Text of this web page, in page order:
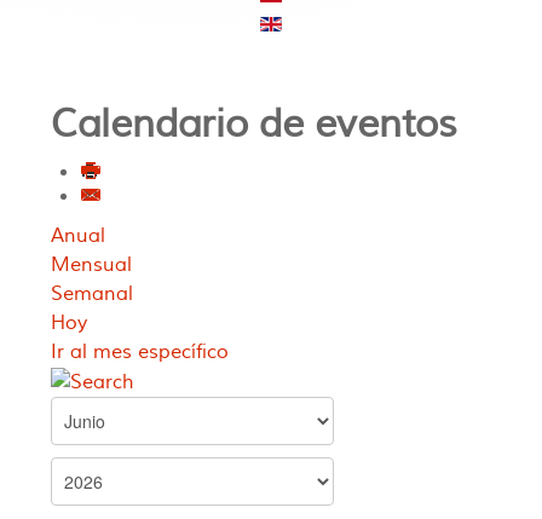
Calendario de eventos
Anual
Mensual
Semanal
Hoy
Ir al mes específico